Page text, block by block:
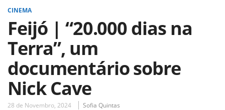
CINEMA
Feijó | “20.000 dias na
Terra”, um
documentário sobre
Nick Cave
28 de Novembro, 2024 Sofia Quintas